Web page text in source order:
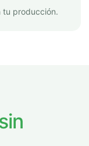
tu producción.